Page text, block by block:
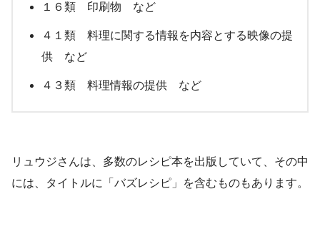
１６類 印刷物 など
４１類 料理に関する情報を内容とする映像の提
供 など
４３類 料理情報の提供 など
リュウジさんは、多数のレシピ本を出版していて、その中
には、タイトルに「バズレシピ」を含むものもあります。